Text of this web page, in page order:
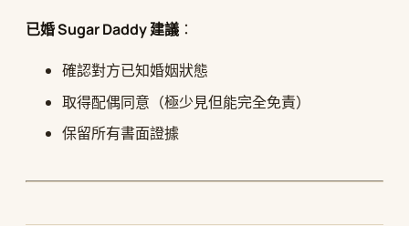
已婚 Sugar Daddy 建議 ：
確認對方已知婚姻狀態
取得配偶同意（極少見但能完全免責）
保留所有書面證據